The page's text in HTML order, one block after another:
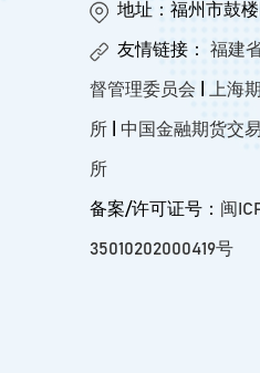
地址：福州市鼓楼
友情链接： 福建
督管理委员会 上海
所| 中国金融期货交
所
备案/许可证号： 闽
35010202000419号